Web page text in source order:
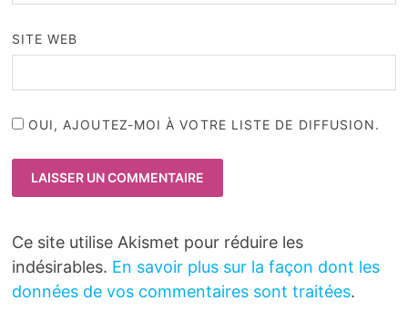
SITE WEB
OUI, AJOUTEZ-MOI À VOTRE LISTE DE DIFFUSION.
Ce site utilise Akismet pour réduire les
indésirables. En savoir plus sur la façon dont les
données de vos commentaires sont traitées.